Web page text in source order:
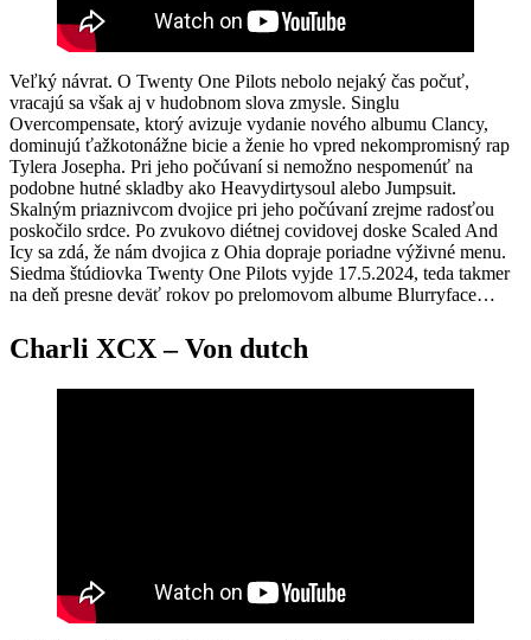
Veľký návrat. O Twenty One Pilots nebolo nejaký čas počuť,
vracajú sa však aj v hudobnom slova zmysle. Singlu
Overcompensate, ktorý avizuje vydanie nového albumu Clancy,
dominujú ťažkotonážne bicie a ženie ho vpred nekompromisný rap
Tylera Josepha. Pri jeho počúvaní si nemožno nespomenúť na
podobne hutné skladby ako Heavydirtysoul alebo Jumpsuit.
Skalným priaznivcom dvojice pri jeho počúvaní zrejme radosťou
poskočilo srdce. Po zvukovo diétnej covidovej doske Scaled And
Icy sa zdá, že nám dvojica z Ohia dopraje poriadne výživné menu.
Siedma štúdiovka Twenty One Pilots vyjde 17.5.2024, teda takmer
na deň presne deväť rokov po prelomovom albume Blurryface…
Charli XCX – Von dutch